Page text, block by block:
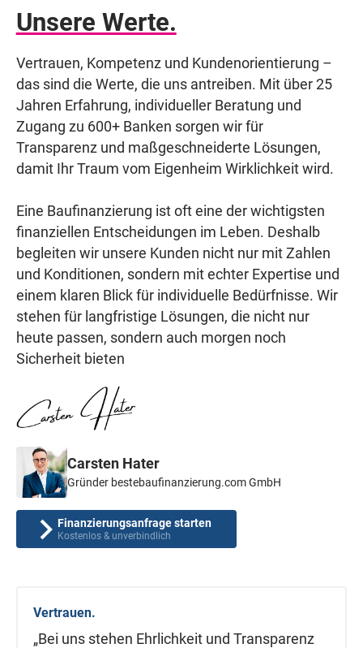
Unsere Werte.
Vertrauen, Kompetenz und Kundenorientierung –
das sind die Werte, die uns antreiben. Mit über 25
Jahren Erfahrung, individueller Beratung und
Zugang zu 600+ Banken sorgen wir für
Transparenz und maßgeschneiderte Lösungen,
damit Ihr Traum vom Eigenheim Wirklichkeit wird.
Eine Baufinanzierung ist oft eine der wichtigsten
finanziellen Entscheidungen im Leben. Deshalb
begleiten wir unsere Kunden nicht nur mit Zahlen
und Konditionen, sondern mit echter Expertise und
einem klaren Blick für individuelle Bedürfnisse. Wir
stehen für langfristige Lösungen, die nicht nur
heute passen, sondern auch morgen noch
Sicherheit bieten
Carsten Hater
Gründer bestebaufinanzierung.com GmbH
Finanzierungsanfrage starten
Kostenlos & unverbindlich
Vertrauen.
„Bei uns stehen Ehrlichkeit und Transparenz